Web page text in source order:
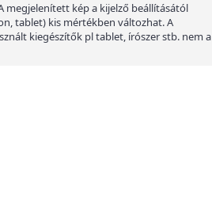
megjelenített kép a kijelző beállításától
tablet) kis mértékben változhat. A
kiegészítők pl tablet, írószer stb. nem a